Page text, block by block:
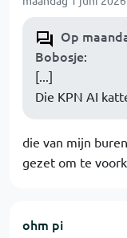
Op
Bobosje:
[...]
Die KPN AI
die van mijn
gezet om te
ohm pi